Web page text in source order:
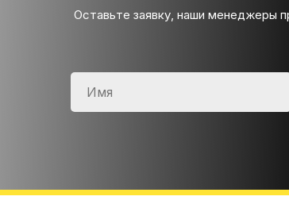
Оставьте заявку, наши менеджеры